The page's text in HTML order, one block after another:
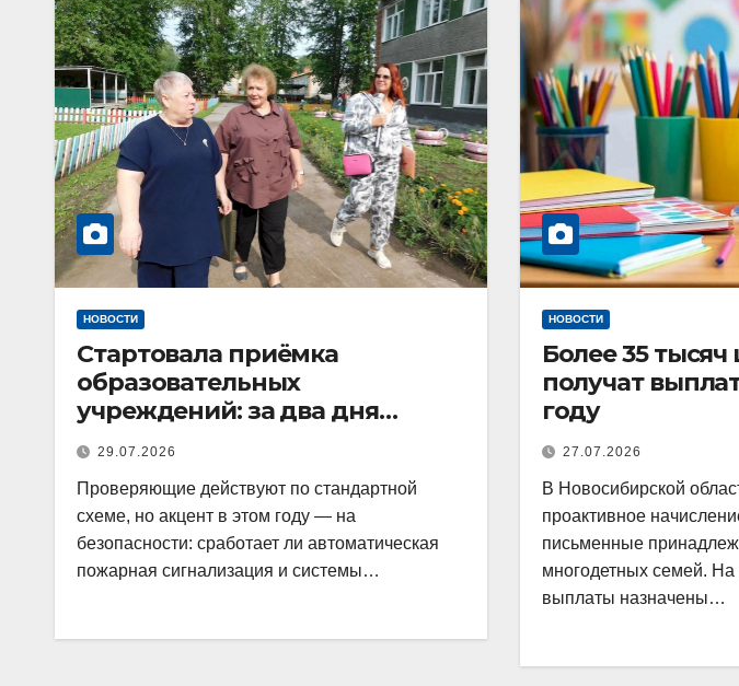
НОВОСТИ
Стартовала приёмка
образовательных
учреждений: за два дня
комиссия проверила
несколько школ и детских
садов.
29.07.2026
Проверяющие действуют по стандартной
схеме, но акцент в этом году — на
безопасности: сработает ли автоматическая
пожарная сигнализация и системы…
НОВОСТИ
Более 35
получат
году
27.07.2026
В Новосибирской
проактивное
письменные
многодетных семей.
выплаты назначены…